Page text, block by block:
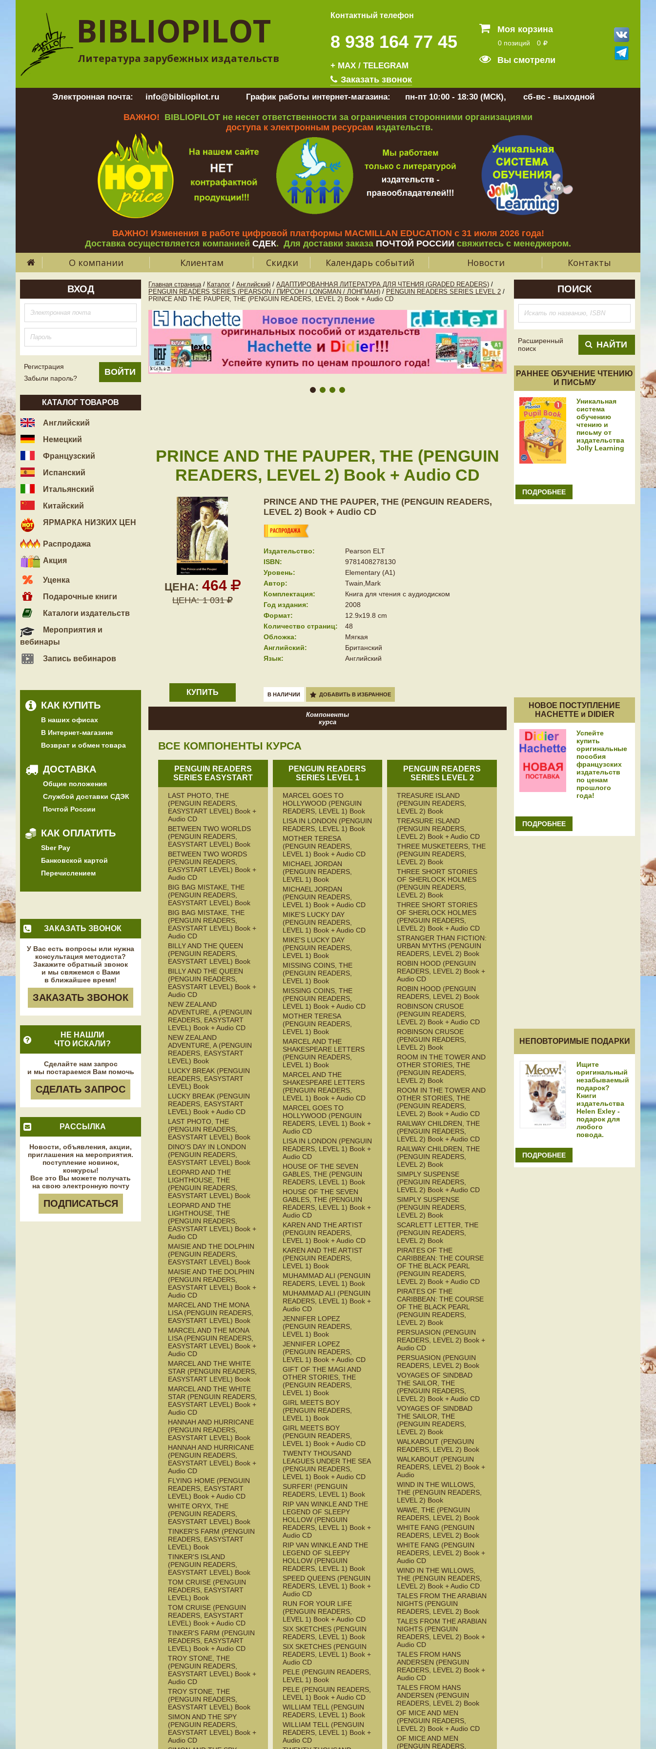
BIBLIOPILOT
Литература зарубежных издательств
Контактный телефон
8 938 164 77 45
+ MAX / TELEGRAM
Заказать звонок
Моя корзина
0 позиций 0
Вы смотрели
Электронная почта: info@bibliopilot.ru График работы интернет-магазина: пн-пт 10:00 - 18:30 (МСК), сб-вс - выходной
ВАЖНО! BIBLIOPILOT не несет ответственности за ограничения сторонними организациями
доступа к электронным ресурсам издательств.
ВАЖНО! Изменения в работе цифровой платформы MACMILLAN EDUCATION с 31 июля 2026 года!
Доставка осуществляется компанией СДЕК. Для доставки заказа ПОЧТОЙ РОССИИ свяжитесь с менеджером.
О компании Клиентам Скидки Календарь событий Новости Контакты
ВХОД
Регистрация
Забыли пароль?
КАТАЛОГ ТОВАРОВ
Английский
Немецкий
Французский
Испанский
Итальянский
Китайский
ЯРМАРКА НИЗКИХ ЦЕН
Распродажа
Акция
Уценка
Подарочные книги
Каталоги издательств
Мероприятия и
вебинары
Запись вебинаров
КАК КУПИТЬ
В наших офисах
В Интернет-магазине
Возврат и обмен товара
ДОСТАВКА
Общие положения
Службой доставки СДЭК
Почтой России
КАК ОПЛАТИТЬ
Sber Pay
Банковской картой
Перечислением
ЗАКАЗАТЬ ЗВОНОК
У Вас есть вопросы или нужна
консультация методиста?
Закажите обратный звонок
и мы свяжемся с Вами
в ближайшее время!
ЗАКАЗАТЬ ЗВОНОК
НЕ НАШЛИ
ЧТО ИСКАЛИ?
Сделайте нам запрос
и мы постараемся Вам помочь
СДЕЛАТЬ ЗАПРОС
РАССЫЛКА
Новости, объявления, акции,
приглашения на мероприятия.
поступление новинок,
конкурсы!
Все это Вы можете получать
на свою электронную почту
ПОДПИСАТЬСЯ
Главная страница / Каталог / Английский / АДАПТИРОВАННАЯ ЛИТЕРАТУРА ДЛЯ ЧТЕНИЯ (GRADED READERS) /
PENGUIN READERS SERIES (PEARSON / ПИРСОН / LONGMAN / ЛОНГМАН) / PENGUIN READERS SERIES LEVEL 2 /
PRINCE AND THE PAUPER, THE (PENGUIN READERS, LEVEL 2) Book + Audio CD
PRINCE AND THE PAUPER, THE (PENGUIN
READERS, LEVEL 2) Book + Audio CD
ЦЕНА: 464
ЦЕНА: 1 031
PRINCE AND THE PAUPER, THE (PENGUIN READERS,
LEVEL 2) Book + Audio CD
Издательство:
Pearson ELT
ISBN:
9781408278130
Уровень:
Elementary (A1)
Автор:
Twain,Mark
Комплектация:
Книга для чтения с аудиодиском
Год издания:
2008
Формат:
12.9x19.8 cm
Количество страниц:
48
Обложка:
Мягкая
Английский:
Британский
Язык:
Английский
КУПИТЬ В НАЛИЧИИ ДОБАВИТЬ В ИЗБРАННОЕ
Компоненты
курса
ВСЕ КОМПОНЕНТЫ КУРСА
PENGUIN READERS
SERIES EASYSTART
LAST PHOTO, THE
(PENGUIN READERS,
EASYSTART LEVEL) Book +
Audio CD
BETWEEN TWO WORLDS
(PENGUIN READERS,
EASYSTART LEVEL) Book
BETWEEN TWO WORDS
(PENGUIN READERS,
EASYSTART LEVEL) Book +
Audio CD
BIG BAG MISTAKE, THE
(PENGUIN READERS,
EASYSTART LEVEL) Book
BIG BAG MISTAKE, THE
(PENGUIN READERS,
EASYSTART LEVEL) Book +
Audio CD
BILLY AND THE QUEEN
(PENGUIN READERS,
EASYSTART LEVEL) Book
BILLY AND THE QUEEN
(PENGUIN READERS,
EASYSTART LEVEL) Book +
Audio CD
NEW ZEALAND
ADVENTURE, A (PENGUIN
READERS, EASYSTART
LEVEL) Book + Audio CD
NEW ZEALAND
ADVENTURE, A (PENGUIN
READERS, EASYSTART
LEVEL) Book
LUCKY BREAK (PENGUIN
READERS, EASYSTART
LEVEL) Book
LUCKY BREAK (PENGUIN
READERS, EASYSTART
LEVEL) Book + Audio CD
LAST PHOTO, THE
(PENGUIN READERS,
EASYSTART LEVEL) Book
DINO'S DAY IN LONDON
(PENGUIN READERS,
EASYSTART LEVEL) Book
LEOPARD AND THE
LIGHTHOUSE, THE
(PENGUIN READERS,
EASYSTART LEVEL) Book
LEOPARD AND THE
LIGHTHOUSE, THE
(PENGUIN READERS,
EASYSTART LEVEL) Book +
Audio CD
MAISIE AND THE DOLPHIN
(PENGUIN READERS,
EASYSTART LEVEL) Book
MAISIE AND THE DOLPHIN
(PENGUIN READERS,
EASYSTART LEVEL) Book +
Audio CD
MARCEL AND THE MONA
LISA (PENGUIN READERS,
EASYSTART LEVEL) Book
MARCEL AND THE MONA
LISA (PENGUIN READERS,
EASYSTART LEVEL) Book +
Audio CD
MARCEL AND THE WHITE
STAR (PENGUIN READERS,
EASYSTART LEVEL) Book
MARCEL AND THE WHITE
STAR (PENGUIN READERS,
EASYSTART LEVEL) Book +
Audio CD
HANNAH AND HURRICANE
(PENGUIN READERS,
EASYSTART LEVEL) Book
HANNAH AND HURRICANE
(PENGUIN READERS,
EASYSTART LEVEL) Book +
Audio CD
FLYING HOME (PENGUIN
READERS, EASYSTART
LEVEL) Book + Audio CD
WHITE ORYX, THE
(PENGUIN READERS,
EASYSTART LEVEL) Book
TINKER'S FARM (PENGUIN
READERS, EASYSTART
LEVEL) Book
TINKER'S ISLAND
(PENGUIN READERS,
EASYSTART LEVEL) Book
TOM CRUISE (PENGUIN
READERS, EASYSTART
LEVEL) Book
TOM CRUISE (PENGUIN
READERS, EASYSTART
LEVEL) Book + Audio CD
TINKER'S FARM (PENGUIN
READERS, EASYSTART
LEVEL) Book + Audio CD
TROY STONE, THE
(PENGUIN READERS,
EASYSTART LEVEL) Book +
Audio CD
TROY STONE, THE
(PENGUIN READERS,
EASYSTART LEVEL) Book
SIMON AND THE SPY
(PENGUIN READERS,
EASYSTART LEVEL) Book +
Audio CD
PENGUIN READERS
SERIES LEVEL 1
MARCEL GOES TO
HOLLYWOOD (PENGUIN
READERS, LEVEL 1) Book
LISA IN LONDON (PENGUIN
READERS, LEVEL 1) Book
MOTHER TERESA
(PENGUIN READERS,
LEVEL 1) Book + Audio CD
MICHAEL JORDAN
(PENGUIN READERS,
LEVEL 1) Book
MICHAEL JORDAN
(PENGUIN READERS,
LEVEL 1) Book + Audio CD
MIKE'S LUCKY DAY
(PENGUIN READERS,
LEVEL 1) Book + Audio CD
MIKE'S LUCKY DAY
(PENGUIN READERS,
LEVEL 1) Book
MISSING COINS, THE
(PENGUIN READERS,
LEVEL 1) Book
MISSING COINS, THE
(PENGUIN READERS,
LEVEL 1) Book + Audio CD
MOTHER TERESA
(PENGUIN READERS,
LEVEL 1) Book
MARCEL AND THE
SHAKESPEARE LETTERS
(PENGUIN READERS,
LEVEL 1) Book
MARCEL AND THE
SHAKESPEARE LETTERS
(PENGUIN READERS,
LEVEL 1) Book + Audio CD
MARCEL GOES TO
HOLLYWOOD (PENGUIN
READERS, LEVEL 1) Book +
Audio CD
LISA IN LONDON (PENGUIN
READERS, LEVEL 1) Book +
Audio CD
HOUSE OF THE SEVEN
GABLES, THE (PENGUIN
READERS, LEVEL 1) Book
HOUSE OF THE SEVEN
GABLES, THE (PENGUIN
READERS, LEVEL 1) Book +
Audio CD
KAREN AND THE ARTIST
(PENGUIN READERS,
LEVEL 1) Book + Audio CD
KAREN AND THE ARTIST
(PENGUIN READERS,
LEVEL 1) Book
MUHAMMAD ALI (PENGUIN
READERS, LEVEL 1) Book
MUHAMMAD ALI (PENGUIN
READERS, LEVEL 1) Book +
Audio CD
JENNIFER LOPEZ
(PENGUIN READERS,
LEVEL 1) Book
JENNIFER LOPEZ
(PENGUIN READERS,
LEVEL 1) Book + Audio CD
GIFT OF THE MAGI AND
OTHER STORIES, THE
(PENGUIN READERS,
LEVEL 1) Book
GIRL MEETS BOY
(PENGUIN READERS,
LEVEL 1) Book
GIRL MEETS BOY
(PENGUIN READERS,
LEVEL 1) Book + Audio CD
TWENTY THOUSAND
LEAGUES UNDER THE SEA
(PENGUIN READERS,
LEVEL 1) Book + Audio CD
SURFER! (PENGUIN
READERS, LEVEL 1) Book
RIP VAN WINKLE AND THE
LEGEND OF SLEEPY
HOLLOW (PENGUIN
READERS, LEVEL 1) Book +
Audio CD
RIP VAN WINKLE AND THE
LEGEND OF SLEEPY
HOLLOW (PENGUIN
READERS, LEVEL 1) Book
SPEED QUEENS (PENGUIN
READERS, LEVEL 1) Book +
Audio CD
RUN FOR YOUR LIFE
(PENGUIN READERS,
LEVEL 1) Book + Audio CD
SIX SKETCHES (PENGUIN
READERS, LEVEL 1) Book
SIX SKETCHES (PENGUIN
READERS, LEVEL 1) Book +
Audio CD
PELE (PENGUIN READERS,
LEVEL 1) Book
PELE (PENGUIN READERS,
LEVEL 1) Book + Audio CD
WILLIAM TELL (PENGUIN
READERS, LEVEL 1) Book
WILLIAM TELL (PENGUIN
READERS, LEVEL 1) Book +
Audio CD
PENGUIN READERS
SERIES LEVEL 2
TREASURE ISLAND
(PENGUIN READERS,
LEVEL 2) Book
TREASURE ISLAND
(PENGUIN READERS,
LEVEL 2) Book + Audio CD
THREE MUSKETEERS, THE
(PENGUIN READERS,
LEVEL 2) Book
THREE SHORT STORIES
OF SHERLOCK HOLMES
(PENGUIN READERS,
LEVEL 2) Book
THREE SHORT STORIES
OF SHERLOCK HOLMES
(PENGUIN READERS,
LEVEL 2) Book + Audio CD
STRANGER THAN FICTION:
URBAN MYTHS (PENGUIN
READERS, LEVEL 2) Book
ROBIN HOOD (PENGUIN
READERS, LEVEL 2) Book +
Audio CD
ROBIN HOOD (PENGUIN
READERS, LEVEL 2) Book
ROBINSON CRUSOE
(PENGUIN READERS,
LEVEL 2) Book + Audio CD
ROBINSON CRUSOE
(PENGUIN READERS,
LEVEL 2) Book
ROOM IN THE TOWER AND
OTHER STORIES, THE
(PENGUIN READERS,
LEVEL 2) Book
ROOM IN THE TOWER AND
OTHER STORIES, THE
(PENGUIN READERS,
LEVEL 2) Book + Audio CD
RAILWAY CHILDREN, THE
(PENGUIN READERS,
LEVEL 2) Book + Audio CD
RAILWAY CHILDREN, THE
(PENGUIN READERS,
LEVEL 2) Book
SIMPLY SUSPENSE
(PENGUIN READERS,
LEVEL 2) Book + Audio CD
SIMPLY SUSPENSE
(PENGUIN READERS,
LEVEL 2) Book
SCARLETT LETTER, THE
(PENGUIN READERS,
LEVEL 2) Book
PIRATES OF THE
CARIBBEAN: THE COURSE
OF THE BLACK PEARL
(PENGUIN READERS,
LEVEL 2) Book + Audio CD
PIRATES OF THE
CARIBBEAN: THE COURSE
OF THE BLACK PEARL
(PENGUIN READERS,
LEVEL 2) Book
PERSUASION (PENGUIN
READERS, LEVEL 2) Book +
Audio CD
PERSUASION (PENGUIN
READERS, LEVEL 2) Book
VOYAGES OF SINDBAD
THE SAILOR, THE
(PENGUIN READERS,
LEVEL 2) Book + Audio CD
VOYAGES OF SINDBAD
THE SAILOR, THE
(PENGUIN READERS,
LEVEL 2) Book
WALKABOUT (PENGUIN
READERS, LEVEL 2) Book
WALKABOUT (PENGUIN
READERS, LEVEL 2) Book +
Audio
WIND IN THE WILLOWS,
THE (PENGUIN READERS,
LEVEL 2) Book
WAWE, THE (PENGUIN
READERS, LEVEL 2) Book
WHITE FANG (PENGUIN
READERS, LEVEL 2) Book
WHITE FANG (PENGUIN
READERS, LEVEL 2) Book +
Audio CD
WIND IN THE WILLOWS,
THE (PENGUIN READERS,
LEVEL 2) Book + Audio CD
TALES FROM THE ARABIAN
NIGHTS (PENGUIN
READERS, LEVEL 2) Book
TALES FROM THE ARABIAN
NIGHTS (PENGUIN
READERS, LEVEL 2) Book +
Audio CD
TALES FROM HANS
ANDERSEN (PENGUIN
READERS, LEVEL 2) Book +
Audio CD
TALES FROM HANS
ANDERSEN (PENGUIN
READERS, LEVEL 2) Book
OF MICE AND MEN
(PENGUIN READERS,
LEVEL 2) Book + Audio CD
OF MICE AND MEN
(PENGUIN READERS,
ПОИСК
Расширенный
поиск
НАЙТИ
РАННЕЕ ОБУЧЕНИЕ ЧТЕНИЮ
И ПИСЬМУ
Уникальная
система
обучению
чтению и
письму от
издательства
Jolly Learning
ПОДРОБНЕЕ
НОВОЕ ПОСТУПЛЕНИЕ
HACHETTE и DIDIER
Успейте
купить
оригинальные
пособия
французских
издательств
по ценам
прошлого
года!
ПОДРОБНЕЕ
НЕПОВТОРИМЫЕ ПОДАРКИ
Ищите
оригинальный
незабываемый
подарок?
Книги
издательства
Helen Exley -
подарок для
любого
повода.
ПОДРОБНЕЕ